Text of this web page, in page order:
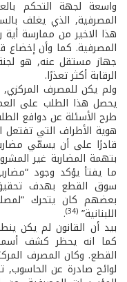
واسعة لجهة التحكم
المصرفية, الذي يغلف
هذا الاخير من ممارسة
المصرفية. كما وأن إخضاع
جهاز مستقل عنه, هو
الرقابة أكثر تعذرًا.
ولم يكن للمصرف
يحصل هذا الطلب على
طرح الأسئلة عن دوافع
هوية الأطراف التي
قادرًا على أن يسمّي
بتهمة المضاربة غير
ما يفتأ يؤكد وجود
سوق القطع بهدف تحقيق
بعضهم كان يتحرك
اللبنانية” (34)
.
بيد أن القانون لم يكن
كما انه يحظر كشف
القطع. وكان المصرف
لوائح صادرة عن